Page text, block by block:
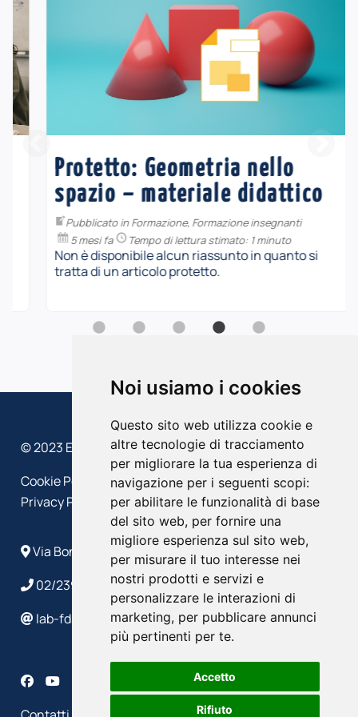
Noi usiamo i cookies
Questo sito web utilizza cookie e
altre tecnologie di tracciamento
per migliorare la tua esperienza di
navigazione per i seguenti scopi:
per abilitare le funzionalità di base
del sito web, per fornire una
migliore esperienza sul sito web,
per misurare il tuo interesse nei
nostri prodotti e servizi e
personalizzare le interazioni di
marketing, per pubblicare annunci
più pertinenti per te.
Accetto
Rifiuto
Protetto: Geometria nello
spazio – materiale didattico
Pubblicato inFormazione,Formazione insegnanti
5 mesi fa
Tempo di lettura stimato: 1 minuto
Non è disponibile alcun riassunto in quanto si
tratta di un articolo protetto.
© 2023 EFFEDIESSE – Politecnico di Milano
Cookie Policy
Privacy Policy
Via Bonardi, 9 - 20133 Milano
02/2399 4586/4632
lab-fds@polimi.it